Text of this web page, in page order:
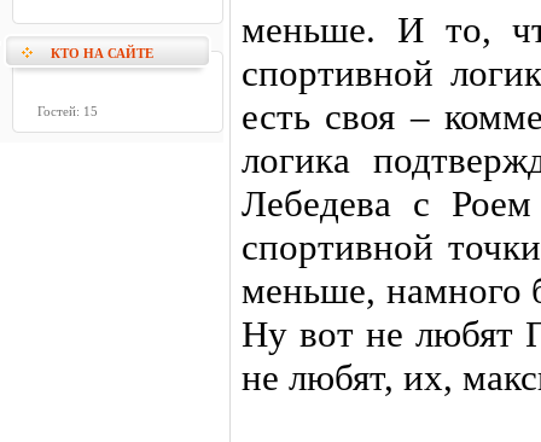
КТО НА САЙТЕ
Гостей: 15
меньше. И то,
спортивной
есть своя –
логика
Лебедева с
спортивной
меньше, намного
Ну вот не любят
не любят, их,